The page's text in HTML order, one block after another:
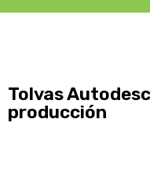
Tolvas
producción